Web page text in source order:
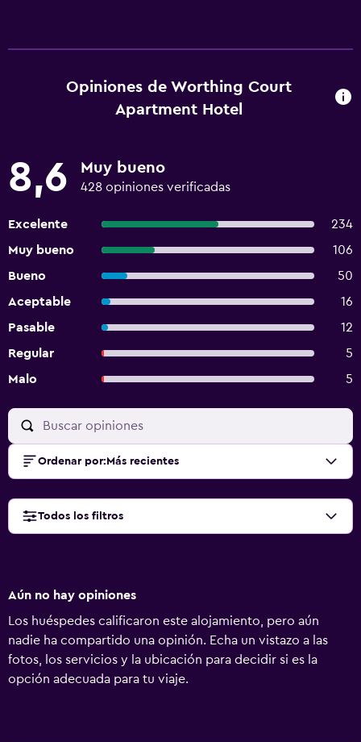
Opiniones de Worthing Court
Apartment Hotel
8,6 Muy bueno
428 opiniones verificadas
Excelente
234
Muy bueno
106
Bueno
50
Aceptable
16
Pasable
12
Regular
5
Malo
5
Ordenar por: Más recientes
Todos los filtros
Aún no hay opiniones
Los huéspedes calificaron este alojamiento, pero aún
nadie ha compartido una opinión. Echa un vistazo a las
fotos, los servicios y la ubicación para decidir si es la
opción adecuada para tu viaje.